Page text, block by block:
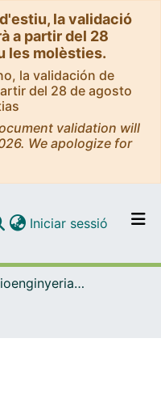
la validació
a partir del 28
les molèsties.
la validación de
del 28 de agosto
validation will
We apologize for
per tot el DD
Iniciar sessió (current)
Institut de Bioenginyeria de Catalunya (IBEC)